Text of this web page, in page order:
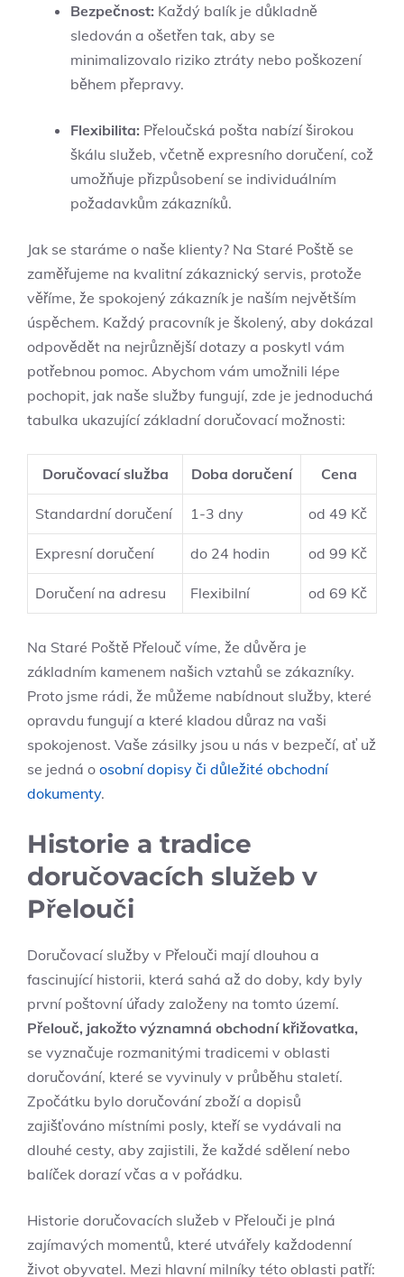
Bezpečnost: Každý balík je důkladně
sledován a ošetřen tak, aby se
minimalizovalo riziko ztráty nebo poškození
během přepravy.
Flexibilita: Přeloučská pošta nabízí širokou
škálu služeb, včetně expresního doručení, což
umožňuje přizpůsobení se individuálním
požadavkům zákazníků.
Jak se staráme o naše klienty? Na Staré‍ Poště se
zaměřujeme na kvalitní zákaznický servis, protože
věříme, že spokojený⁤ zákazník je naším největším
úspěchem. ‍Každý pracovník je školený, aby dokázal
odpovědět na nejrůznější dotazy a poskytl vám
potřebnou pomoc. Abychom vám‌ umožnili lépe
⁤pochopit, jak naše služby​ fungují, zde je jednoduchá
tabulka ukazující základní ⁣doručovací možnosti:
Doručovací služba Doba doručení Cena
Standardní doručení 1-3 dny od ⁢49 ‌Kč
Expresní doručení do 24 hodin od ‍99 ⁤Kč
Doručení na adresu Flexibilní od 69 Kč
Na Staré Poště Přelouč víme, že důvěra je
základním​ kamenem našich vztahů se zákazníky.
Proto jsme rádi, že můžeme​ nabídnout služby, které
opravdu fungují a které kladou důraz na vaši
spokojenost. Vaše zásilky jsou⁤ u nás v bezpečí, ‌ať už
se jedná o osobní dopisy či důležité obchodní
dokumenty.
Historie a tradice
doručovacích služeb v
Přelouči
Doručovací služby v Přelouči mají ⁤dlouhou a
fascinující historii, která sahá​ až do doby,‍ kdy byly
první poštovní úřady založeny na⁤ tomto území.
Přelouč, jakožto významná obchodní křižovatka,
se vyznačuje rozmanitými tradicemi ​v oblasti
doručování, které se vyvinuly v průběhu staletí.
Zpočátku bylo doručování zboží⁤ a dopisů
⁣zajišťováno místními ‍posly, kteří se vydávali na
dlouhé cesty, aby zajistili, že každé sdělení nebo
balíček ⁤dorazí včas a v pořádku.
Historie doručovacích služeb v Přelouči je plná
zajímavých momentů, které utvářely každodenní
život obyvatel. Mezi hlavní milníky této ‍oblasti patří: